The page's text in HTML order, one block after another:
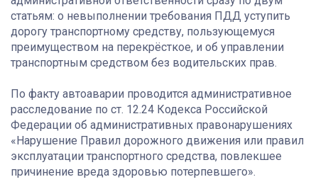
статьям: о невыполнении требования ПДД уступить
дорогу транспортному средству, пользующемуся
преимуществом на перекрёсткое, и об управлении
транспортным средством без водительских прав.
По факту автоаварии проводится административное
расследование по ст. 12.24 Кодекса Российской
Федерации об административных правонарушениях
«Нарушение Правил дорожного движения или правил
эксплуатации транспортного средства, повлекшее
причинение вреда здоровью потерпевшего».